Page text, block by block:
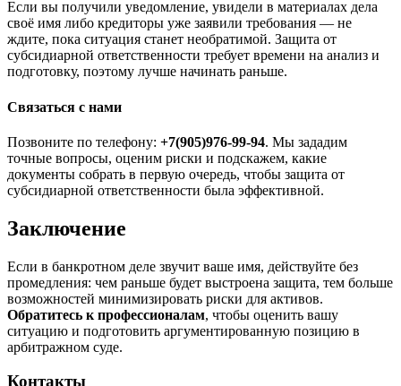
Если вы получили уведомление, увидели в материалах дела
своё имя либо кредиторы уже заявили требования — не
ждите, пока ситуация станет необратимой. Защита от
субсидиарной ответственности требует времени на анализ и
подготовку, поэтому лучше начинать раньше.
Связаться с нами
Позвоните по телефону: +7(905)976-99-94. Мы зададим
точные вопросы, оценим риски и подскажем, какие
документы собрать в первую очередь, чтобы защита от
субсидиарной ответственности была эффективной.
Заключение
Если в банкротном деле звучит ваше имя, действуйте без
промедления: чем раньше будет выстроена защита, тем больше
возможностей минимизировать риски для активов.
Обратитесь к профессионалам, чтобы оценить вашу
ситуацию и подготовить аргументированную позицию в
арбитражном суде.
Контакты